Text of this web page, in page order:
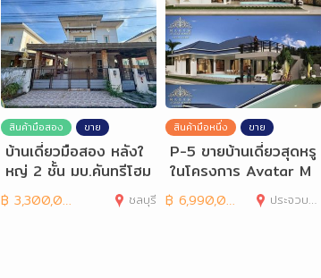
สินค้ามือสอง ขาย
บ้านเดี่ยวมือสอง หลังใ
หญ่ 2 ชั้น มบ.คันทรีโฮม
เลค
฿ 3,300,000 ชลบุรี
สินค้ามือหนึ่ง ขาย
P-5 ขายบ้านเดี่ยวสุดหรู
ในโครงการ Avatar M
anor
฿ 6,990,000 ประจวบคีรีขันธ์